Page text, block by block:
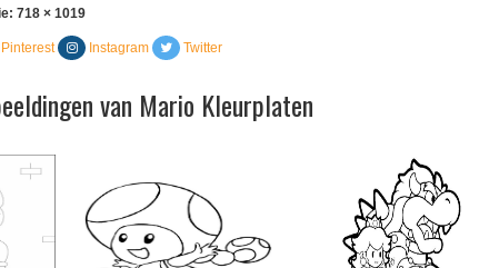
718 × 1019
Pinterest Instagram Twitter
van Mario Kleurplaten